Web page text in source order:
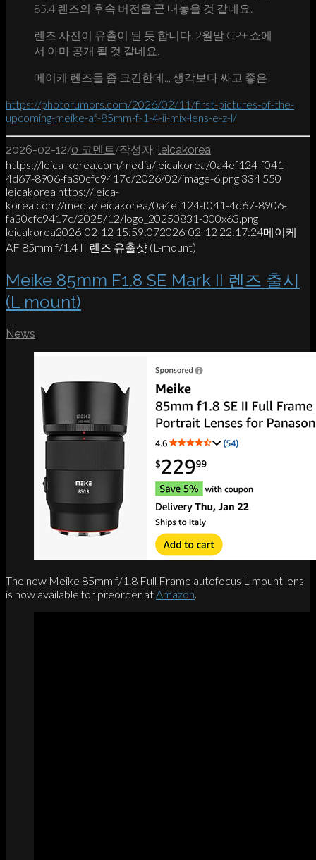
85.4 렌즈의 후속 버전을 곧 내놓을 것 같네요.
렌즈 사진이 유출이 된 듯 합니다. 2월말 CP+ 쇼에
서 아마 공개 될 것 같네요.
메이케 렌즈들 좀 크긴한데.,, 생각보다 싸고 좋은!
https://photorumors.com/2026/02/11/first-pictures-of-the-
upcoming-meike-af-85mm-f-1-4-ii-mix-lens-e-z-l/
2026-02-12/0 코멘트 /작성자: leicakorea
https://leica-korea.com/media/leicakorea/0a4ef124-f041-
4d67-8906-fa30cfc9417c/2026/02/image-6.png 334 550
leicakorea https://leica-
korea.com//media/leicakorea/0a4ef124-f041-4d67-8906-
fa30cfc9417c/2025/12/logo_20250831-300x63.png
leicakorea2026-02-12 15:59:072026-02-12 22:17:24메이케
AF 85mm f/1.4 II 렌즈 유출샷 (L-mount)
Meike 85mm F1.8 SE Mark II 렌즈 출시
(L mount)
News
The new Meike 85mm f/1.8 Full Frame autofocus L-mount lens
is now available for preorder atAmazon.